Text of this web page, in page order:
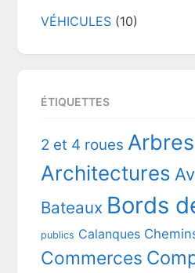
VÉHICULES (10)
ÉTIQUETTES
2 et 4 roues Arbres
Architectures
Bateaux Bords
publics Calanques
Commerces